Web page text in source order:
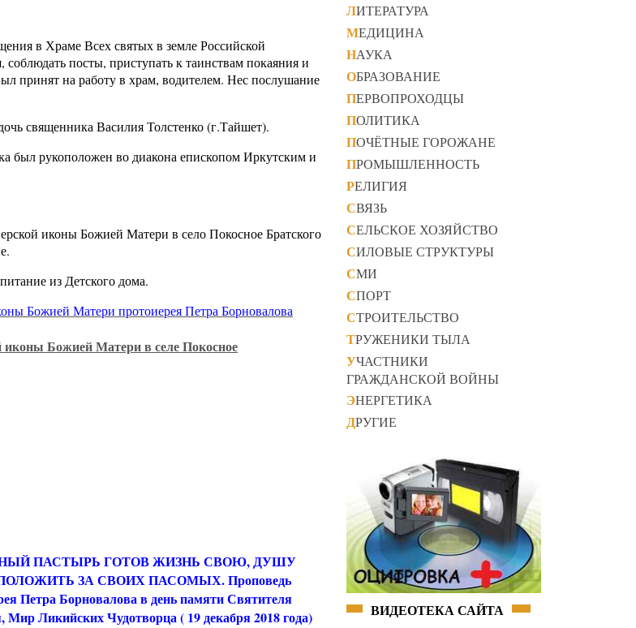
в Храме Всех святых в земле Российской
посты, приступать к таинствам покаяния и
принят на работу в храм, водителем. Нес послушание
священника Василия Толстенко (г.Тайшет).
был рукоположен во диакона епископом Иркутским и
иконы Божией Матери в село Покосное Братского
из Детского дома.
Божией Матери протоиерея Петра Борновалова
Божией Матери в селе Покосное
ПАСТЫРЬ ГОТОВ ЖИЗНЬ СВОЮ, ДУШУ
ЗА СВОИХ ПАСОМЫХ. Проповедь
Петра Борновалова в день памяти Святителя
Мир Ликийских Чудотворца ( 19 декабря 2018 года)
ЛИТЕРАТУРА
МЕДИЦИНА
НАУКА
ОБРАЗОВАНИЕ
ПЕРВОПРОХОДЦЫ
ПОЛИТИКА
ПОЧЁТНЫЕ ГОРОЖАНЕ
ПРОМЫШЛЕННОСТЬ
РЕЛИГИЯ
СВЯЗЬ
СЕЛЬСКОЕ ХОЗЯЙСТВО
СИЛОВЫЕ СТРУКТУРЫ
СМИ
СПОРТ
СТРОИТЕЛЬСТВО
ТРУЖЕНИКИ ТЫЛА
УЧАСТНИКИ
ГРАЖДАНСКОЙ ВОЙНЫ
ЭНЕРГЕТИКА
ДРУГИЕ
ВИДЕОТЕКА САЙТА